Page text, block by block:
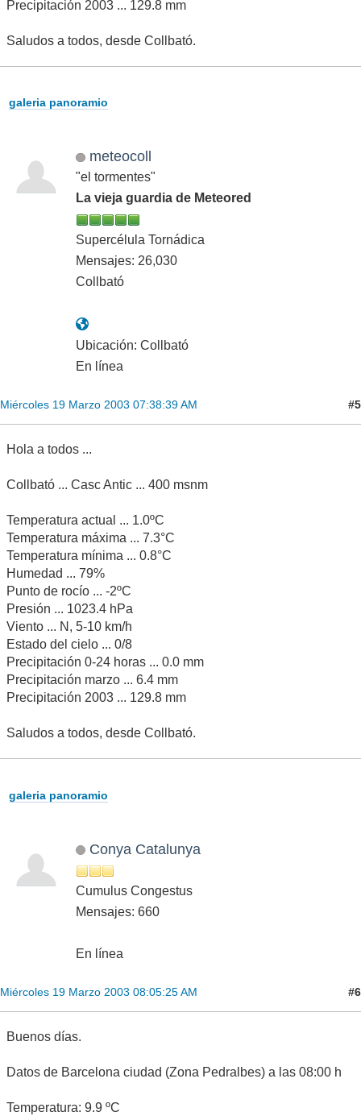
Precipitación 2003 ... 129.8 mm
Saludos a todos, desde Collbató.
galeria panoramio
meteocoll
"el tormentes"
La vieja guardia de Meteored
Supercélula Tornádica
Mensajes: 26,030
Collbató
Ubicación: Collbató
En línea
Miércoles 19 Marzo 2003 07:38:39 AM #5
Hola a todos ...
Collbató ... Casc Antic ... 400 msnm
Temperatura actual ... 1.0ºC
Temperatura máxima ... 7.3°C
Temperatura mínima ... 0.8°C
Humedad ... 79%
Punto de rocío ... -2ºC
Presión ... 1023.4 hPa
Viento ... N, 5-10 km/h
Estado del cielo ... 0/8
Precipitación 0-24 horas ... 0.0 mm
Precipitación marzo ... 6.4 mm
Precipitación 2003 ... 129.8 mm
Saludos a todos, desde Collbató.
galeria panoramio
Conya Catalunya
Cumulus Congestus
Mensajes: 660
En línea
Miércoles 19 Marzo 2003 08:05:25 AM #6
Buenos días.
Datos de Barcelona ciudad (Zona Pedralbes) a las 08:00 h
Temperatura: 9.9 ºC